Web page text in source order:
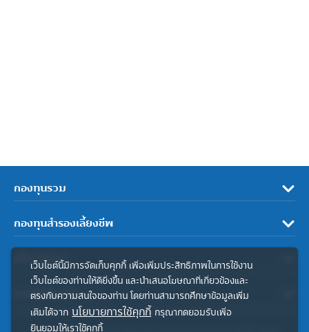
กองทุนรวม
กองทุนสำรองเลี้ยงชีพ
เกี่ยวกับเรา
ลิงค์ที่เกี่ยวข้อง
เว็บไซต์นี้มีการจัดเก็บคุกกี้ เพื่อเพิ่มประสิทธิภาพในการใช้งาน
เว็บไซต์ของท่านให้ดียิ่งขึ้น และนำเสนอโฆษณาที่เกี่ยวข้องและ
ตรงกับความสนใจของท่าน โดยท่านสามารถศึกษาข้อมูลเพิ่ม
เติมได้จาก นโยบายการใช้คุกกี้ กรุณากดยอมรับเพื่อ
ยินยอมให้เราใช้คุกกี้